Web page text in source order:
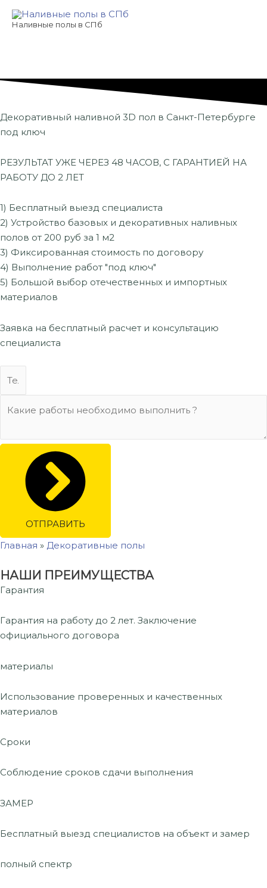
Перейти
Наливные полы в СПб
Декоративный наливной 3D пол в Санкт-Петербурге
под ключ
РЕЗУЛЬТАТ УЖЕ ЧЕРЕЗ 48 ЧАСОВ, С ГАРАНТИЕЙ НА
РАБОТУ ДО 2 ЛЕТ
1) Бесплатный выезд специалиста
2) Устройство базовых и декоративных наливных
полов от 200 руб за 1 м2
3) Фиксированная стоимость по договору
4) Выполнение работ "под ключ"
5) Большой выбор отечественных и импортных
материалов
Заявка на бесплатный расчет и консультацию
специалиста
ОТПРАВИТЬ
Главная » Декоративные полы
НАШИ ПРЕИМУЩЕСТВА
Гарантия
Гарантия на работу до 2 лет. Заключение
официального договора
материалы
Использование проверенных и качественных
материалов
Сроки
Соблюдение сроков сдачи выполнения
ЗАМЕР
Бесплатный выезд специалистов на объект и замер
полный спектр